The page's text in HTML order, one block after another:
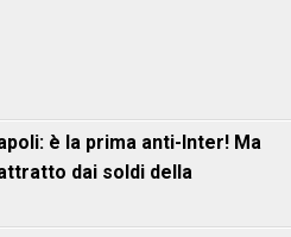
è la prima anti-Inter! Ma
dai soldi della